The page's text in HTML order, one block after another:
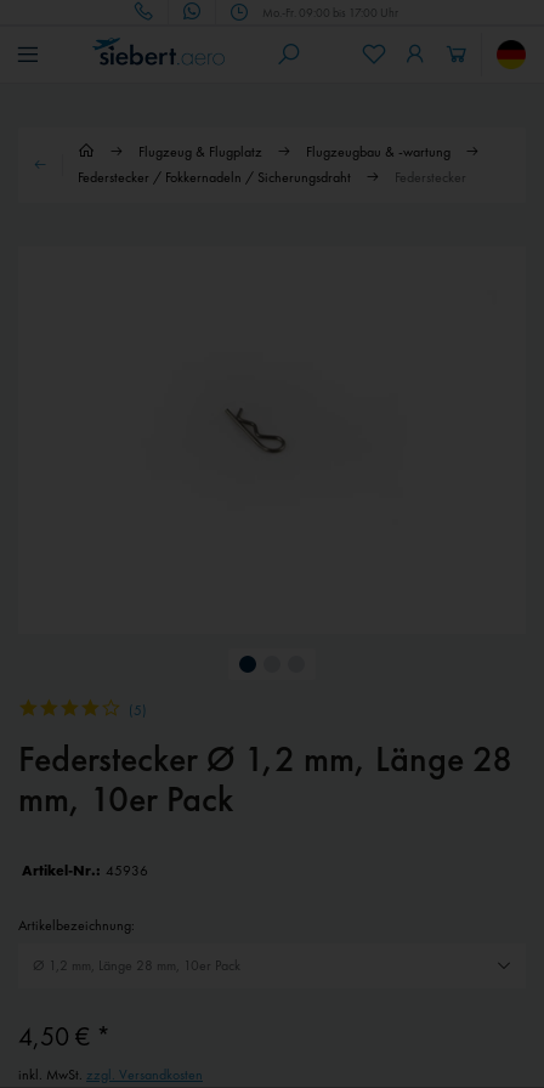
Mo.-Fr. 09:00 bis 17:00 Uhr
Flugzeug & Flugplatz
Flugzeugbau & -wartung
Federstecker / Fokkernadeln / Sicherungsdraht
Federstecker
(5)
Federstecker Ø 1,2 mm, Länge 28
mm, 10er Pack
Artikel-Nr.: 45936
Artikelbezeichnung:
4,50 € *
inkl. MwSt. zzgl. Versandkosten